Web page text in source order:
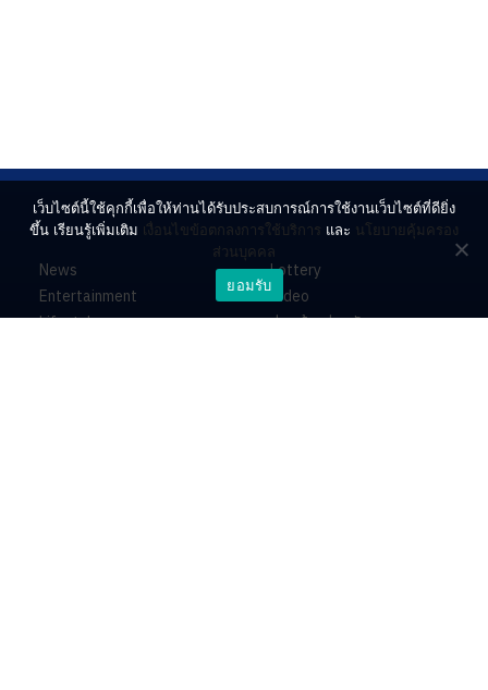
News
Entertainment
Lifestyle
Lottery
Video
ร่วมด้วยช่วยกัน
เว็บไซต์นี้ใช้คุกกี้เพื่อให้ท่านได้รับประสบการณ์การใช้งานเว็บไซต์ที่ดียิ่ง
ขึ้น เรียนรู้เพิ่มเติม เงื่อนไขข้อตกลงการใช้บริการ และ นโยบายคุ้มครอง
ส่วนบุคคล
ยอมรับ